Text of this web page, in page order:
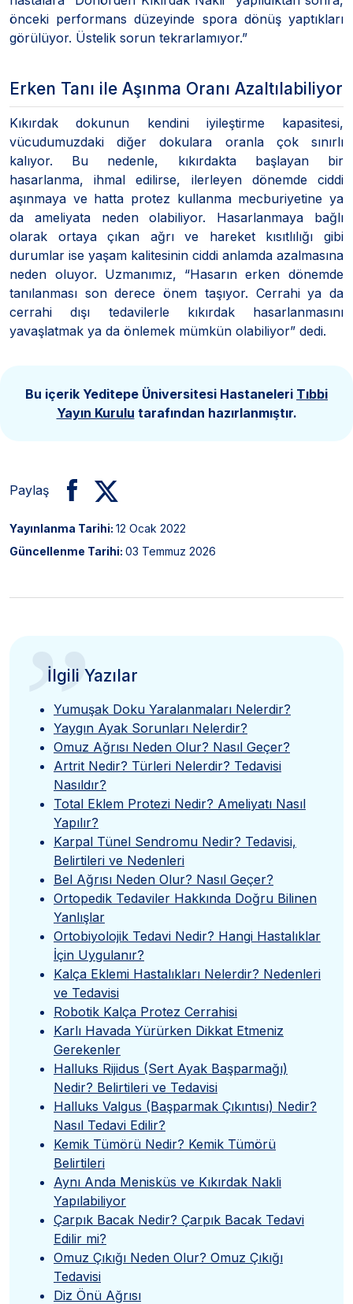
önceki performans düzeyinde spora dönüş yaptıkları
görülüyor. Üstelik sorun tekrarlamıyor.”
Erken Tanı ile Aşınma Oranı Azaltılabiliyor
Kıkırdak dokunun kendini iyileştirme kapasitesi,
vücudumuzdaki diğer dokulara oranla çok sınırlı
kalıyor. Bu nedenle, kıkırdakta başlayan bir
hasarlanma, ihmal edilirse, ilerleyen dönemde ciddi
aşınmaya ve hatta protez kullanma mecburiyetine ya
da ameliyata neden olabiliyor. Hasarlanmaya bağlı
olarak ortaya çıkan ağrı ve hareket kısıtlılığı gibi
durumlar ise yaşam kalitesinin ciddi anlamda azalmasına
neden oluyor. Uzmanımız, “Hasarın erken dönemde
tanılanması son derece önem taşıyor. Cerrahi ya da
cerrahi dışı tedavilerle kıkırdak hasarlanmasını
yavaşlatmak ya da önlemek mümkün olabiliyor” dedi.
Bu içerik Yeditepe Üniversitesi Hastaneleri Tıbbi
Yayın Kurulu tarafından hazırlanmıştır.
Paylaş
Yayınlanma Tarihi: 12 Ocak 2022
Güncellenme Tarihi: 03 Temmuz 2026
”
İlgili Yazılar
Yumuşak Doku Yaralanmaları Nelerdir?
Yaygın Ayak Sorunları Nelerdir?
Omuz Ağrısı Neden Olur? Nasıl Geçer?
Artrit Nedir? Türleri Nelerdir? Tedavisi
Nasıldır?
Total Eklem Protezi Nedir? Ameliyatı Nasıl
Yapılır?
Karpal Tünel Sendromu Nedir? Tedavisi,
Belirtileri ve Nedenleri
Bel Ağrısı Neden Olur? Nasıl Geçer?
Ortopedik Tedaviler Hakkında Doğru Bilinen
Yanlışlar
Ortobiyolojik Tedavi Nedir? Hangi Hastalıklar
İçin Uygulanır?
Kalça Eklemi Hastalıkları Nelerdir? Nedenleri
ve Tedavisi
Robotik Kalça Protez Cerrahisi
Karlı Havada Yürürken Dikkat Etmeniz
Gerekenler
Halluks Rijidus (Sert Ayak Başparmağı)
Nedir? Belirtileri ve Tedavisi
Halluks Valgus (Başparmak Çıkıntısı) Nedir?
Nasıl Tedavi Edilir?
Kemik Tümörü Nedir? Kemik Tümörü
Belirtileri
Aynı Anda Menisküs ve Kıkırdak Nakli
Yapılabiliyor
Çarpık Bacak Nedir? Çarpık Bacak Tedavi
Edilir mi?
Omuz Çıkığı Neden Olur? Omuz Çıkığı
Tedavisi
Diz Önü Ağrısı